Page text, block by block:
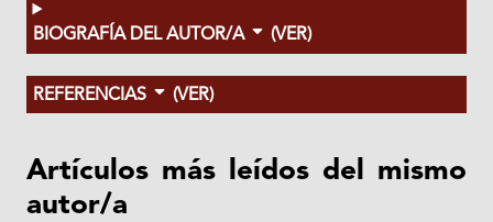
BIOGRAFÍA DEL AUTOR/A (VER)
REFERENCIAS (VER)
Artículos más leídos del mismo
autor/a